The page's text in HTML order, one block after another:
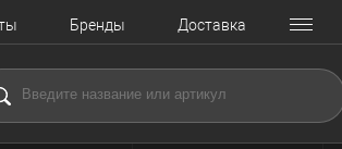
Бренды Доставка